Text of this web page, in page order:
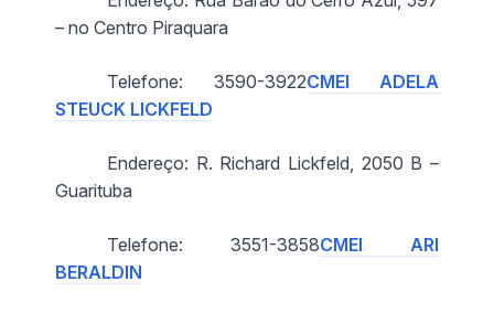
– no Centro Piraquara
Telefone: 3590-3922CMEI ADELA
STEUCK LICKFELD
Endereço: R. Richard Lickfeld, 2050 B –
Guarituba
Telefone: 3551-3858CMEI ARI
BERALDIN